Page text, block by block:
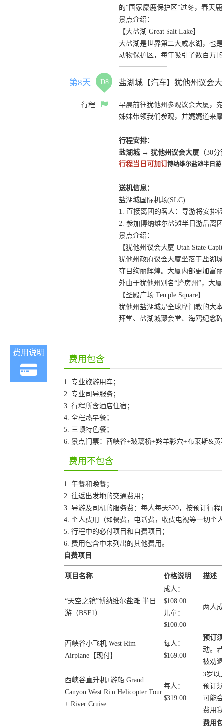
的“国家麋鹿保护区”过冬，春天
景点介绍：
【大盐湖 Great Salt Lake】
大盐湖是世界第二大咸水湖，也
动物保护区，每年吸引了数百万
第8天 D8 盐湖城【汽车】犹他州议会
行程
早晨前往犹他州参观议会大厦，
姊妹带领我们参观，并娓娓道来
行程安排：
盐湖城 → 犹他州议会大厦 （30
行程当日可加订 博纳维尔盐滩半日游
送机信息：
盐湖城国际机场(SLC)
1. 直接离团的客人：导游将安排
2. 参加博纳维尔盐滩半日游后离
景点介绍：
【犹他州议会大厦 Utah State
犹他州政府议会大厦坐落于盐湖
夺目绚丽辉煌。大厦内部更加富
外由于犹他州别名“蜂房州”，大
【圣殿广场 Temple Square】
犹他州盐湖城是全球摩门教的大
拜堂、盐湖城聚会堂、海鸥纪念
费用说明
费用包含
1. 专业旅游用车；
2. 专业司导服务；
3. 行程所含酒店住宿；
4. 全程热早餐；
5. 三顿特色餐；
6. 景点门票：西峡谷+玻璃桥+羚羊彩穴+布莱斯&
费用不包含
1. 午餐和晚餐；
2. 往返出发地的交通费用；
3. 导游及司机的服务费：每人每天$20，按预订行
4. 个人费用（如餐费，电话费，收费电视等一切个
5. 行程中的必付项目和自费项目；
6. 费用包含中未列出的其他费用。
自费项目
项目名称 价格说明 描述
“天空之镜”博纳维尔盐滩 半日
游（BSF1）
成人：
$108.00
儿童：
$108.00
两人
西峡谷小飞机 West Rim
Airplane【现付】
每人：
$169.00
预订
动。
被劝
西峡谷直升机+游船 Grand
Canyon West Rim Helicopter Tour
+ River Cruise
每人：
$319.00
3岁以
预订
可能
费用
费用